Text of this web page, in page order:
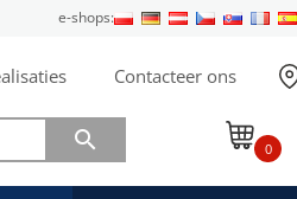
e-shops:
Contacteer ons
 0